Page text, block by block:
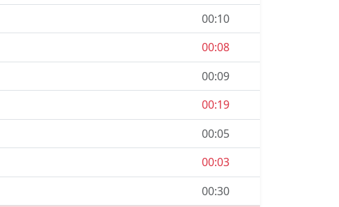
00:10
00:08
00:09
00:19
00:05
00:03
00:30